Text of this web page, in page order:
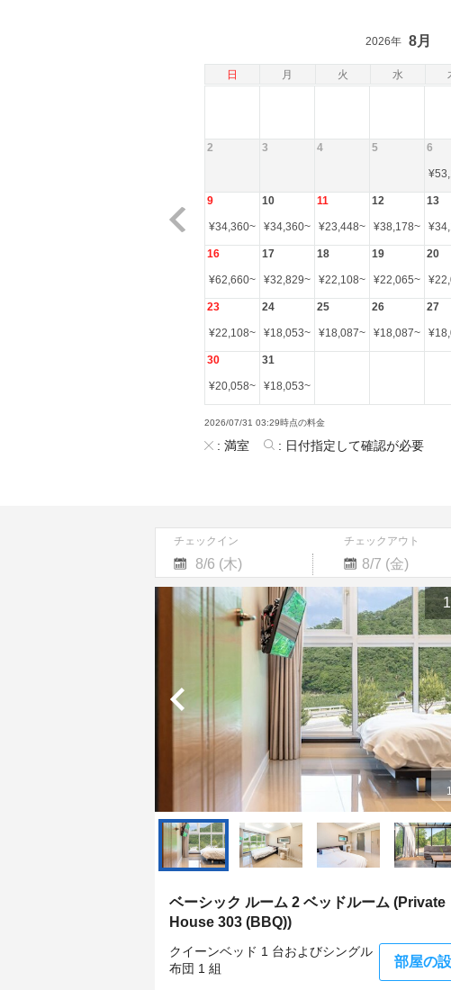
日 月 火 水
2026年 8月
2 3 4 5 6
¥
9
¥34,360~
10
¥34,360~
11
¥23,448~
12
¥38,178~
13
¥
16
¥62,660~
17
¥32,829~
18
¥22,108~
19
¥22,065~
20
¥
23
¥22,108~
24
¥18,053~
25
¥18,087~
26
¥18,087~
27
¥
30
¥20,058~
31
¥18,053~
2026/07/31 03:29時点の料金
: 満室 : 日付指定して確認が必要
チェックイン チェックアウト
Navigate
forward
to
interact
and
select
date.
mark
key
to
get
the
shortcuts
for
dates.
Navigate
backward
interact
with
the
calendar
and
select
a
date.
Press
the
question
mark
key
to
get
shortcuts
dates.
1
ベーシック ルーム 2 ベッドルーム (Private
House 303 (BBQ))
クイーンベッド 1 台およびシングル
布団 1 組
部屋の